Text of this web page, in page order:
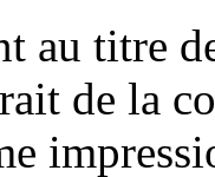
au titre
de la